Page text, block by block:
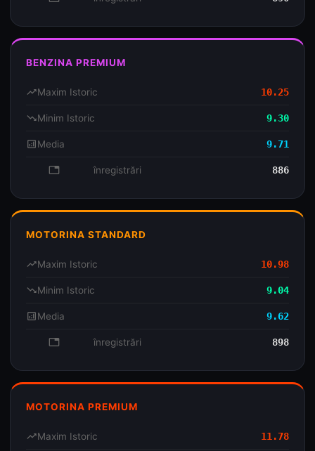
BENZINA PREMIUM
trending_upMaxim Istoric 10.25
trending_downMinim Istoric 9.30
analyticsMedia 9.71
database înregistrări 886
MOTORINA STANDARD
trending_upMaxim Istoric 10.98
trending_downMinim Istoric 9.04
analyticsMedia 9.62
database înregistrări 898
MOTORINA PREMIUM
trending_upMaxim Istoric 11.78